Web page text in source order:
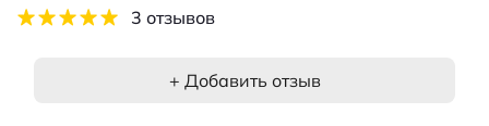
3 отзывов
+ Добавить отзыв